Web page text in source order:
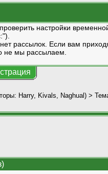
настройки
рассылок. Если вам
не мы рассылаем.
Harry, Kivals Naghual) >